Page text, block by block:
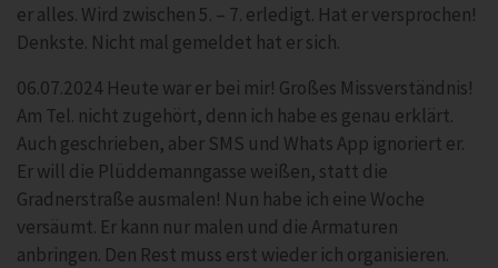
er alles. Wird zwischen 5. – 7. erledigt. Hat er versprochen!
Denkste. Nicht mal gemeldet hat er sich.
06.07.2024 Heute war er bei mir! Großes Missverständnis!
Am Tel. nicht zugehört, denn ich habe es genau erklärt.
Auch geschrieben, aber SMS und Whats App ignoriert er.
Er will die Plüddemanngasse weißen, statt die
Gradnerstraße ausmalen! Nun habe ich eine Woche
versäumt. Er kann nur malen und die Armaturen
anbringen. Den Rest muss erst wieder ich organisieren.